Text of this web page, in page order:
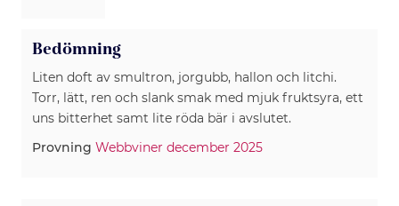
Bedömning
Liten doft av smultron, jorgubb, hallon och litchi.
Torr, lätt, ren och slank smak med mjuk fruktsyra, ett
uns bitterhet samt lite röda bär i avslutet.
Provning Webbviner december 2025